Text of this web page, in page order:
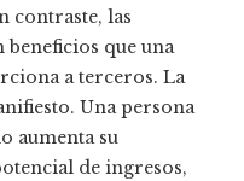
contraste, las
que una
a terceros. La
Una persona
aumenta su
de ingresos,